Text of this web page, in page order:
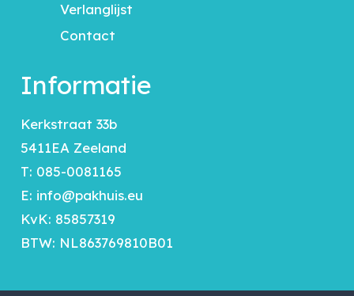
Verlanglijst
Contact
Informatie
Kerkstraat 33b
5411EA Zeeland
T: 085-0081165
E: info@pakhuis.eu
KvK: 85857319
BTW: NL863769810B01